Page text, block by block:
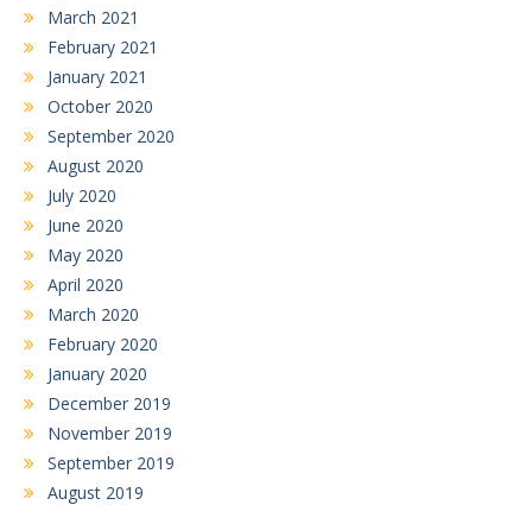
March 2021
February 2021
January 2021
October 2020
September 2020
August 2020
July 2020
June 2020
May 2020
April 2020
March 2020
February 2020
January 2020
December 2019
November 2019
September 2019
August 2019